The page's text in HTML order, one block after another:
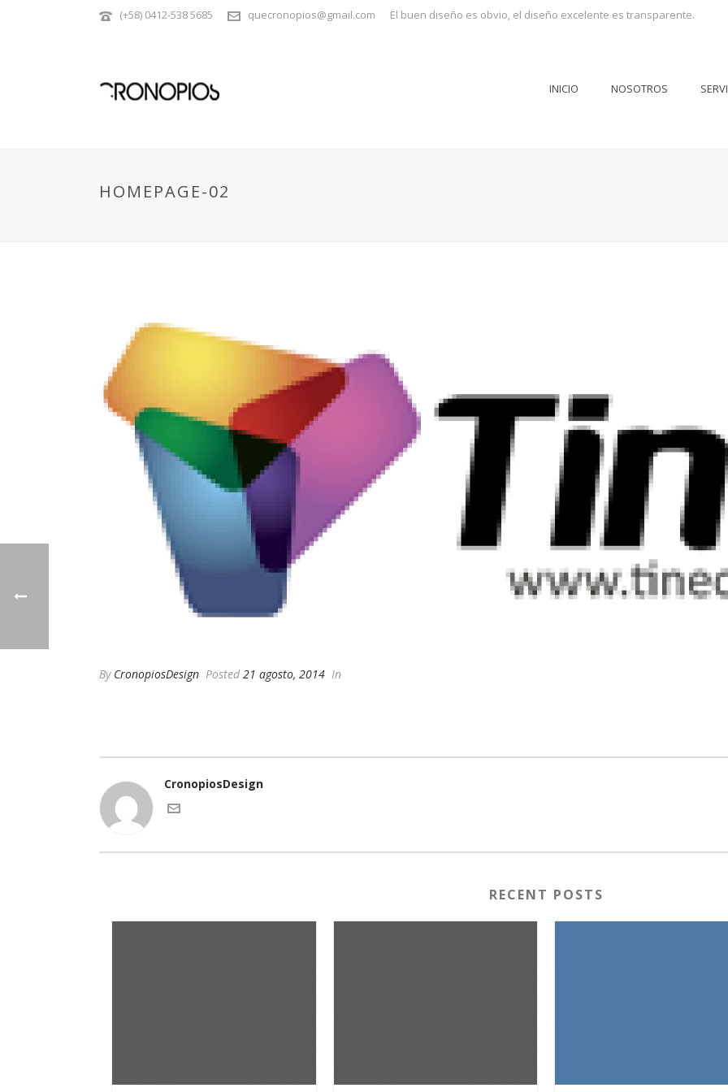
(+58) 0412-538 5685 quecronopios@gmail.com El buen diseño es obvio, el diseño excelente es transparente.
INICIO NOSOTROS
HOMEPAGE-02
By CronopiosDesign Posted 21 agosto, 2014 In
CronopiosDesign
RECENT POSTS